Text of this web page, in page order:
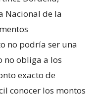
Nacional de la
no podría ser una
no obliga a los
exacto de
conocer los montos